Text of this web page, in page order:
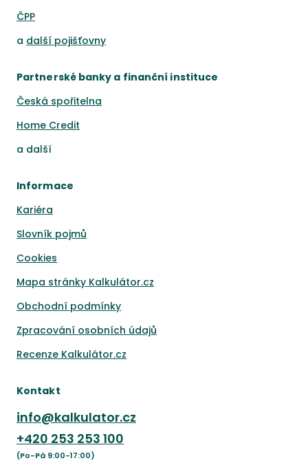
ČPP
a další pojišťovny
Partnerské banky a finanční instituce
Česká spořitelna
Home Credit
a další
Informace
Kariéra
Slovník pojmů
Cookies
Mapa stránky Kalkulátor.cz
Obchodní podmínky
Zpracování osobních údajů
Recenze Kalkulátor.cz
Kontakt
info@kalkulator.cz
+420 253 253 100
(Po-Pá 9:00-17:00)